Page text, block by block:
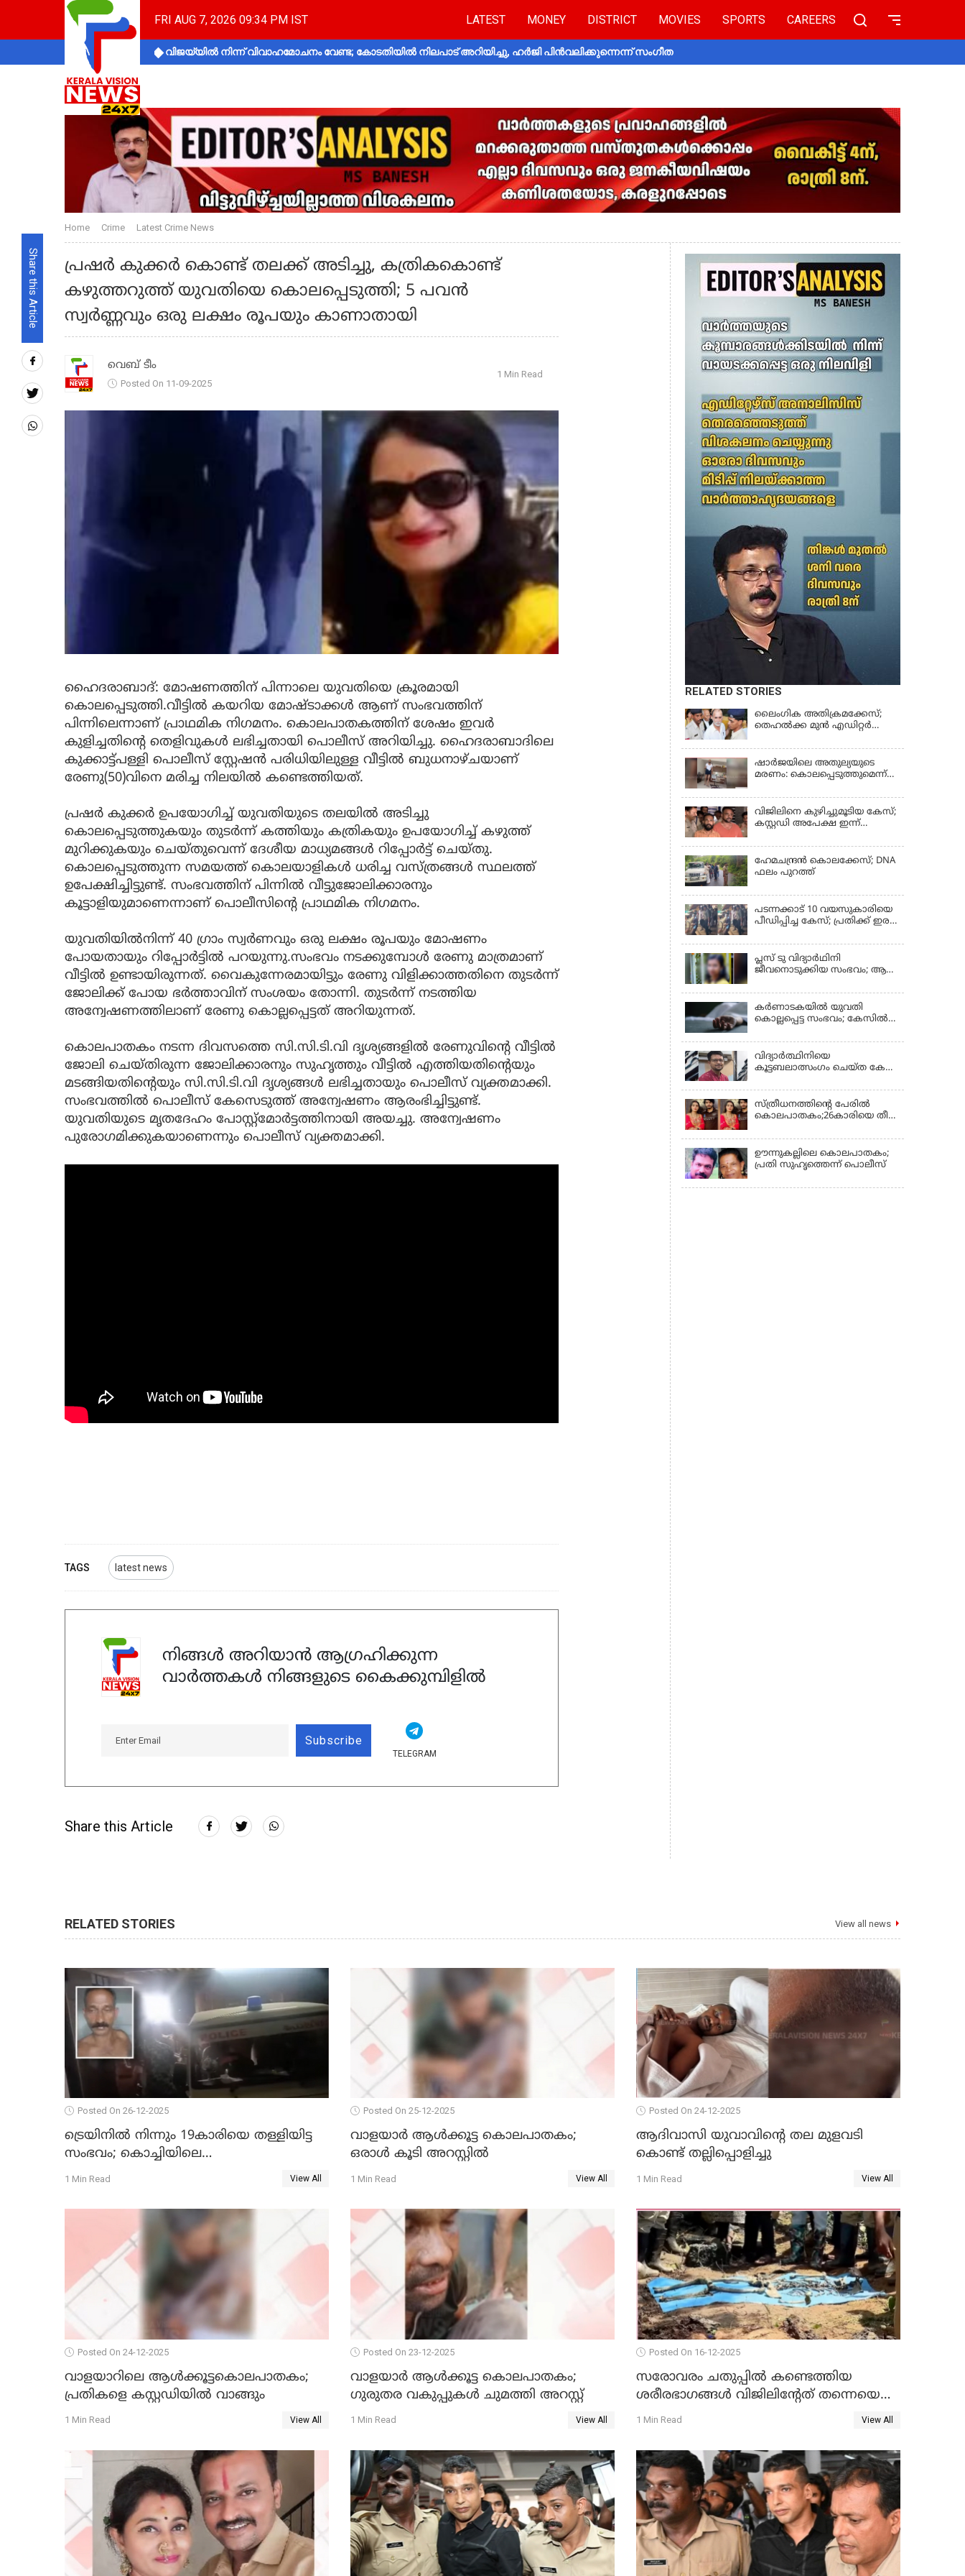
FRI AUG 7, 2026 09:34 PM IST LATEST MONEY DISTRICT MOVIES SPORTS CAREERS
വിജയ്‌യിൽ നിന്ന് വിവാഹമോചനം വേണ്ട; കോടതിയിൽ നിലപാട് അറിയിച്ചു, ഹർജി പിൻവലിക്കുന്നെന്ന് സംഗീത
Share this Article
Home Crime Latest Crime News
പ്രഷർ കുക്കർ കൊണ്ട് തലക്ക് അടിച്ചു, കത്രികകൊണ്ട്
കഴുത്തറുത്ത് യുവതിയെ കൊലപ്പെടുത്തി; 5 പവൻ
സ്വർണ്ണവും ഒരു ലക്ഷം രൂപയും കാണാതായി
വെബ് ടീം
Posted On 11-09-2025
1 Min Read
ഹൈദരാബാദ്: മോഷണത്തിന് പിന്നാലെ യുവതിയെ ക്രൂരമായി
കൊലപ്പെടുത്തി.വീട്ടിൽ കയറിയ മോഷ്ടാക്കൾ ആണ് സംഭവത്തിന്
പിന്നിലെന്നാണ് പ്രാഥമിക നിഗമനം. കൊലപാതകത്തിന് ശേഷം ഇവർ
കുളിച്ചതിന്‍റെ തെളിവുകൾ ലഭിച്ചതായി പൊലീസ് അറിയിച്ചു. ഹൈദരാബാദിലെ
കുക്കാട്ട്പള്ളി പൊലീസ് സ്റ്റേഷൻ പരിധിയിലുള്ള വീട്ടിൽ ബുധനാഴ്ചയാണ്
രേണു(50)വിനെ മരിച്ച നിലയിൽ കണ്ടെത്തിയത്.
പ്രഷർ കുക്കർ ഉപയോഗിച്ച് യുവതിയുടെ തലയിൽ അടിച്ചു
കൊലപ്പെടുത്തുകയും തുടർന്ന് കത്തിയും കത്രികയും ഉപയോഗിച്ച് കഴുത്ത്
മുറിക്കുകയും ചെയ്തുവെന്ന് ദേശീയ മാധ്യമങ്ങൾ റിപ്പോർട്ട് ചെയ്തു.
കൊലപ്പെടുത്തുന്ന സമയത്ത് കൊലയാളികൾ ധരിച്ച വസ്ത്രങ്ങൾ സ്ഥലത്ത്
ഉപേക്ഷിച്ചിട്ടുണ്ട്. സംഭവത്തിന് പിന്നിൽ വീട്ടുജോലിക്കാരനും
കൂട്ടാളിയുമാണെന്നാണ് പൊലീസിന്‍റെ പ്രാഥമിക നിഗമനം.
യുവതിയിൽനിന്ന് 40 ഗ്രാം സ്വർണവും ഒരു ലക്ഷം രൂപയും മോഷണം
പോയതായും റിപ്പോർട്ടിൽ പറയുന്നു.സംഭവം നടക്കുമ്പോൾ രേണു മാത്രമാണ്
വീട്ടിൽ ഉണ്ടായിരുന്നത്. വൈകുന്നേരമായിട്ടും രേണു വിളിക്കാത്തതിനെ തുടർന്ന്
ജോലിക്ക് പോയ ഭർത്താവിന് സംശയം തോന്നി. തുടർന്ന് നടത്തിയ
അന്വേഷണത്തിലാണ് രേണു കൊല്ലപ്പെട്ടത് അറിയുന്നത്.
കൊലപാതകം നടന്ന ദിവസത്തെ സി.സി.ടി.വി ദൃശ്യങ്ങളിൽ രേണുവിന്‍റെ വീട്ടിൽ
ജോലി ചെയ്തിരുന്ന ജോലിക്കാരനും സുഹൃത്തും വീട്ടിൽ എത്തിയതിന്‍റെയും
മടങ്ങിയതിന്‍റെയും സി.സി.ടി.വി ദൃശ്യങ്ങൾ ലഭിച്ചതായും പൊലീസ് വ്യക്തമാക്കി.
സംഭവത്തിൽ പൊലീസ് കേസെടുത്ത് അന്വേഷണം ആരംഭിച്ചിട്ടുണ്ട്.
യുവതിയുടെ മൃതദേഹം പോസ്റ്റ്‌മോർട്ടത്തിനായി അയച്ചു. അന്വേഷണം
പുരോഗമിക്കുകയാണെന്നും പൊലീസ് വ്യക്തമാക്കി.
TAGS latest news
നിങ്ങൾ അറിയാൻ ആഗ്രഹിക്കുന്ന
വാർത്തകൾ നിങ്ങളുടെ കൈക്കുമ്പിളിൽ
Subscribe
TELEGRAM
Share this Article
RELATED STORIES
ലൈംഗിക അതിക്രമക്കേസ്;
തെഹല്‍ക്ക മുന്‍ എഡിറ്റര്‍
ഷാർജയിലെ അതുല്യയുടെ
മരണം: കൊലപ്പെടുത്തുമെന്ന്
ദൃശ്യങ്ങൾ പുറത്ത്
വിജിലിനെ കുഴിച്ചുമൂടിയ കേസ്;
കസ്റ്റഡി അപേക്ഷ ഇന്ന്
ഹേമചന്ദ്രൻ കൊലക്കേസ്; DNA
ഫലം പുറത്ത്
പടന്നക്കാട് 10 വയസുകാരിയെ
പീഡിപ്പിച്ച കേസ്; പ്രതിക്ക് ഇരട്ട
തടവും ശിക്ഷ
പ്ലസ് ടു വിദ്യാര്‍ഥിനി
ജീവനൊടുക്കിയ സംഭവം; ആണ്‍
കര്‍ണാടകയില്‍ യുവതി
കൊല്ലപ്പെട്ട സംഭവം; കേസില്‍
കസ്റ്റഡിയില്‍
വിദ്യാർത്ഥിനിയെ
കൂട്ടബലാത്സംഗം ചെയ്ത കേസ്;
സ്ത്രീധനത്തിന്റെ പേരില്‍
കൊലപാതകം;26കാരിയെ തീ
ഊന്നുകല്ലിലെ കൊലപാതകം;
പ്രതി സുഹൃത്തെന്ന് പൊലീസ്
RELATED STORIES View all news
Posted On 26-12-2025
ട്രെയിനില്‍ നിന്നും 19കാരിയെ തള്ളിയിട്ട
സംഭവം; കൊച്ചിയിലെ
ആശുപത്രിയിലേക്ക് മാറ്റി
1 Min Read View All
Posted On 25-12-2025
വാളയാര്‍ ആള്‍ക്കൂട്ട കൊലപാതകം;
ഒരാള്‍ കൂടി അറസ്റ്റില്‍
1 Min Read View All
Posted On 24-12-2025
ആദിവാസി യുവാവിന്റെ തല മുളവടി
കൊണ്ട് തല്ലിപ്പൊളിച്ചു
1 Min Read View All
Posted On 24-12-2025
വാളയാറിലെ ആൾക്കൂട്ടകൊലപാതകം;
പ്രതികളെ കസ്റ്റഡിയില്‍ വാങ്ങും
1 Min Read View All
Posted On 23-12-2025
വാളയാർ ആൾക്കൂട്ട കൊലപാതകം;
ഗുരുതര വകുപ്പുകൾ ചുമത്തി അറസ്റ്റ്
1 Min Read View All
Posted On 16-12-2025
സരോവരം ചതുപ്പിൽ കണ്ടെത്തിയ
ശരീരഭാഗങ്ങൾ വിജിലിൻ്റേത് തന്നെയെന്ന്
ഡി.എൻ.എ പരിശോധനയിൽ
1 Min Read View All